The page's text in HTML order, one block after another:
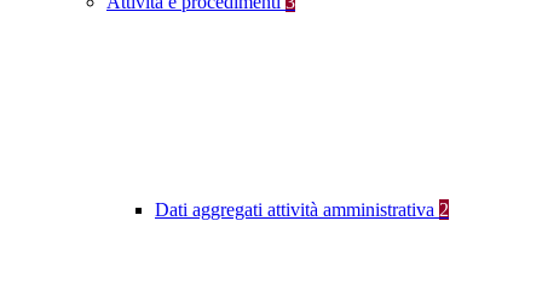
Dati aggregati attività amministrativa 2